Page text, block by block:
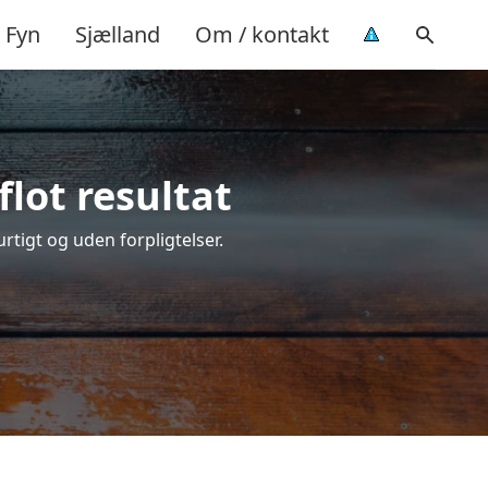
Fyn Sjælland Om / kontakt
resultat
og uden forpligtelser.